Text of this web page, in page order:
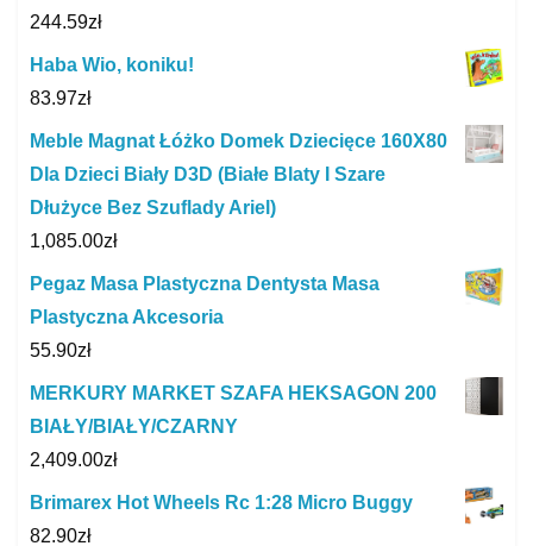
244.59zł
Haba Wio, koniku!
83.97zł
Meble Magnat Łóżko Domek Dziecięce 160X80
Dla Dzieci Biały D3D (Białe Blaty I Szare
Dłużyce Bez Szuflady Ariel)
1,085.00zł
Pegaz Masa Plastyczna Dentysta Masa
Plastyczna Akcesoria
55.90zł
MERKURY MARKET SZAFA HEKSAGON 200
BIAŁY/BIAŁY/CZARNY
2,409.00zł
Brimarex Hot Wheels Rc 1:28 Micro Buggy
82.90zł